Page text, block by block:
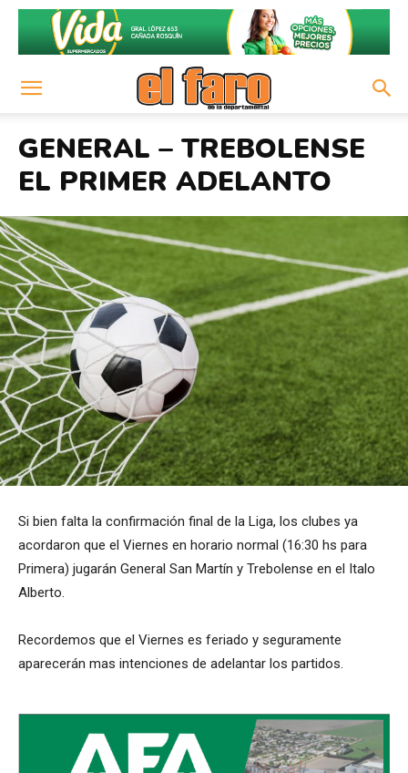
GENERAL – TREBOLENSE
EL PRIMER ADELANTO
Si bien falta la confirmación final de la Liga, los clubes ya
acordaron que el Viernes en horario normal (16:30 hs para
Primera) jugarán General San Martín y Trebolense en el Italo
Alberto.
Recordemos que el Viernes es feriado y seguramente
aparecerán mas intenciones de adelantar los partidos.